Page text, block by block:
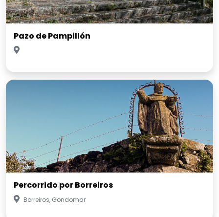
Pazo de Pampillón
Percorrido por Borreiros
Borreiros, Gondomar